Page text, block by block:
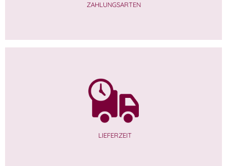
ZAHLUNGSARTEN
LIEFERZEIT